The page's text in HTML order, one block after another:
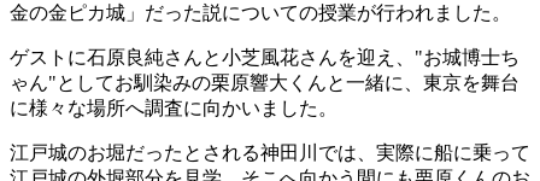
金の金ピカ城」だった説についての授業が行われました。
ゲストに石原良純さんと小芝風花さんを迎え、"お城博士ち
ゃん"としてお馴染みの栗原響大くんと一緒に、東京を舞台
に様々な場所へ調査に向かいました。
江戸城のお堀だったとされる神田川では、実際に船に乗って